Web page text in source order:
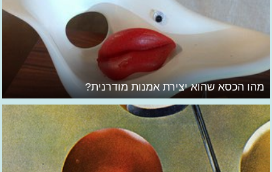
מהו הכסא שהוא יצירת אמנות מודרנית?